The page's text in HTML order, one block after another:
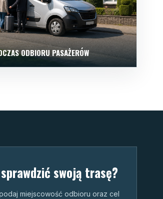
ODBIORU PASAŻERÓW
swoją trasę?
miejscowość odbioru oraz cel